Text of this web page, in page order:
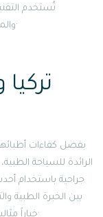
تُستخدم
والمسالك البولية، وحتى في عمليات التجميل الدقيقة·
بفضل كفاءات أطبائها
الرائدة للسياحة
جراحية باستخدام
بين الخبرة الطبية
خياراً مثالياً للمرضى الباحثين عن جودة عالية وسعر معقول·